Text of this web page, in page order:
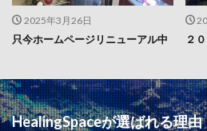
2025年3月26日
只今ホームページリニューアル中 ２
HealingSpaceが選ばれる理由